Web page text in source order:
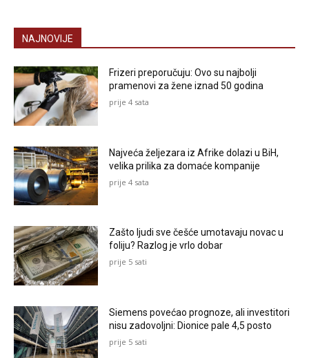
NAJNOVIJE
Frizeri preporučuju: Ovo su najbolji
pramenovi za žene iznad 50 godina
prije 4 sata
Najveća željezara iz Afrike dolazi u BiH,
velika prilika za domaće kompanije
prije 4 sata
Zašto ljudi sve češće umotavaju novac u
foliju? Razlog je vrlo dobar
prije 5 sati
Siemens povećao prognoze, ali investitori
nisu zadovoljni: Dionice pale 4,5 posto
prije 5 sati